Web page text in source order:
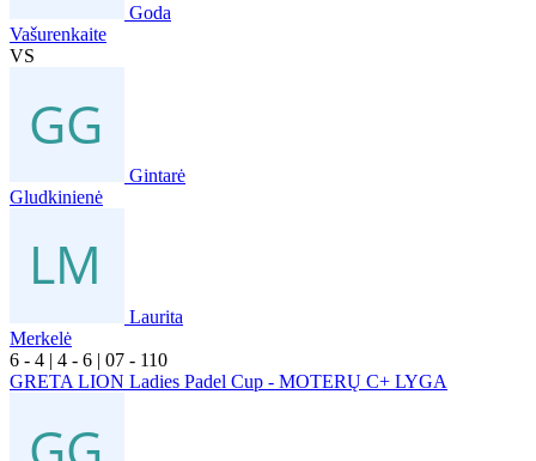
Goda
Vašurenkaite
VS
Gintarė
Gludkinienė
Laurita
Merkelė
6 - 4 | 4 - 6 | 07 - 110
GRETA LION Ladies Padel Cup - MOTERŲ C+ LYGA